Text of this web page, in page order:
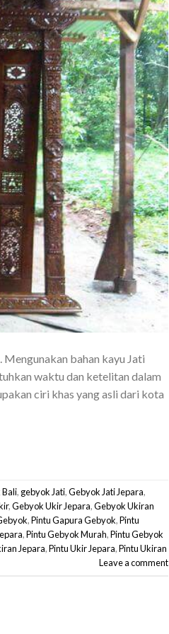
bahan kayu Jati
waktu dan ketelitan dalam
ciri khas yang asli dari kota
Bali, gebyok Jati,Gebyok Jati Jepara,
,Gebyok Ukir Jepara,Gebyok Ukiran
,Pintu Gapura Gebyok,Pintu
,Pintu Gebyok Murah,Pintu Gebyok
Jepara,Pintu Ukir Jepara,Pintu Ukiran
Leave a comment